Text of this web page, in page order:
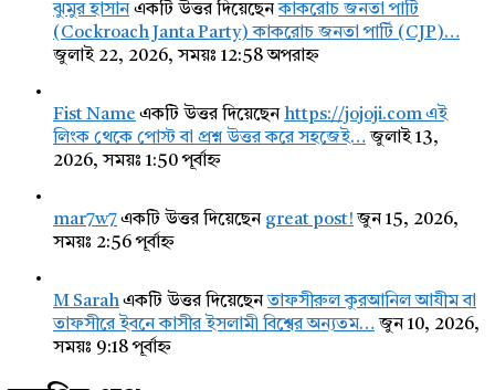
ঝুমুর হাসানএকটি উত্তর দিয়েছেনকাকরোচ জনতা পার্টি
(Cockroach Janta Party) কাকরোচ জনতা পার্টি (CJP)…
জুলাই 22, 2026, সময়ঃ 12:58 অপরাহ্ন
Fist Name একটি উত্তর দিয়েছেন https://jojoji.com এই
লিংক থেকে পোস্ট বা প্রশ্ন উত্তর করে সহজেই… জুলাই 13,
2026, সময়ঃ 1:50 পূর্বাহ্ন
mar7w7একটি উত্তর দিয়েছেন great post! জুন 15, 2026,
সময়ঃ 2:56 পূর্বাহ্ন
M Sarahএকটি উত্তর দিয়েছেনতাফসীরুল কুরআনিল আযীম বা
তাফসীরে ইবনে কাসীর ইসলামী বিশ্বের অন্যতম… জুন 10, 2026,
সময়ঃ 9:18 পূর্বাহ্ন